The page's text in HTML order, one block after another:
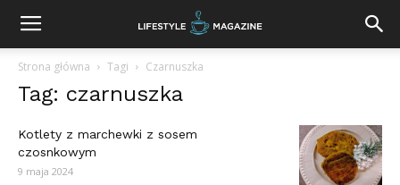
Strona główna Tagi Czarnuszka
Tag: czarnuszka
Kotlety z marchewki z sosem
czosnkowym
9 maja 2024